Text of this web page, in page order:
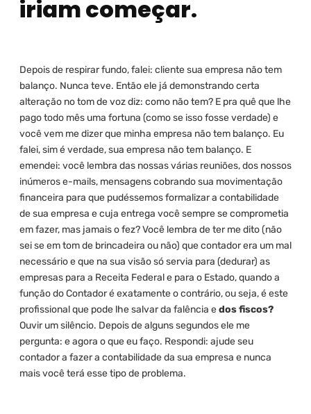
iriam começar.
Depois de respirar fundo, falei: cliente sua empresa não tem
balanço. Nunca teve. Então ele já demonstrando certa
alteração no tom de voz diz: como não tem? E pra quê que lhe
pago todo mês uma fortuna (como se isso fosse verdade) e
você vem me dizer que minha empresa não tem balanço. Eu
falei, sim é verdade, sua empresa não tem balanço. E
emendei: você lembra das nossas várias reuniões, dos nossos
inúmeros e-mails, mensagens cobrando sua movimentação
financeira para que pudéssemos formalizar a contabilidade
de sua empresa e cuja entrega você sempre se comprometia
em fazer, mas jamais o fez? Você lembra de ter me dito (não
sei se em tom de brincadeira ou não) que contador era um mal
necessário e que na sua visão só servia para (dedurar) as
empresas para a Receita Federal e para o Estado, quando a
função do Contador é exatamente o contrário, ou seja, é este
profissional que pode lhe salvar da falência edos fiscos?
Ouvir um silêncio. Depois de alguns segundos ele me
pergunta: e agora o que eu faço. Respondi: ajude seu
contador a fazer a contabilidade da sua empresa e nunca
mais você terá esse tipo de problema.